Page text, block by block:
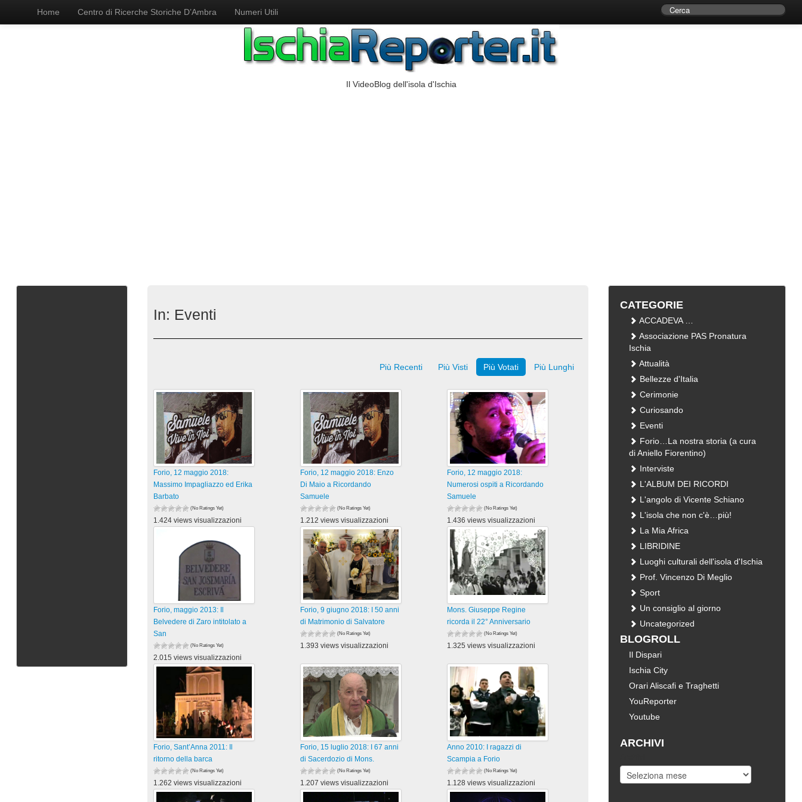
Home Centro di Ricerche Storiche D’Ambra Numeri Utili
Il VideoBlog dell'isola d'Ischia
In: Eventi
Più Recenti Più Visti Più Votati Più Lunghi
Forio, 12 maggio 2018:
Massimo Impagliazzo ed Erika
Barbato
(No Ratings Yet)
1.424 views visualizzazioni
Forio, 12 maggio 2018: Enzo
Di Maio a Ricordando
Samuele
(No Ratings Yet)
1.212 views visualizzazioni
Forio, 12 maggio 2018:
Numerosi ospiti a Ricordando
Samuele
(No Ratings Yet)
1.436 views visualizzazioni
Forio, maggio 2013: Il
Belvedere di Zaro intitolato a
San
(No Ratings Yet)
2.015 views visualizzazioni
Forio, 9 giugno 2018: I 50 anni
di Matrimonio di Salvatore
(No Ratings Yet)
1.393 views visualizzazioni
Mons. Giuseppe Regine
ricorda il 22° Anniversario
(No Ratings Yet)
1.325 views visualizzazioni
Forio, Sant’Anna 2011: Il
ritorno della barca
(No Ratings Yet)
1.262 views visualizzazioni
Forio, 15 luglio 2018: I 67 anni
di Sacerdozio di Mons.
(No Ratings Yet)
1.207 views visualizzazioni
Anno 2010: I ragazzi di
Scampia a Forio
(No Ratings Yet)
1.128 views visualizzazioni
CATEGORIE
ACCADEVA …
Associazione PAS Pronatura
Ischia
Attualità
Bellezze d'Italia
Cerimonie
Curiosando
Eventi
Forio…La nostra storia (a cura
di Aniello Fiorentino)
Interviste
L'ALBUM DEI RICORDI
L'angolo di Vicente Schiano
L'isola che non c'è…più!
La Mia Africa
LIBRIDINE
Luoghi culturali dell'isola d'Ischia
Prof. Vincenzo Di Meglio
Sport
Un consiglio al giorno
Uncategorized
BLOGROLL
Il Dispari
Ischia City
Orari Aliscafi e Traghetti
YouReporter
Youtube
ARCHIVI